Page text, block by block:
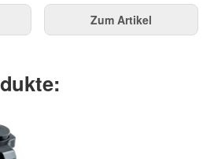
Zum Artikel